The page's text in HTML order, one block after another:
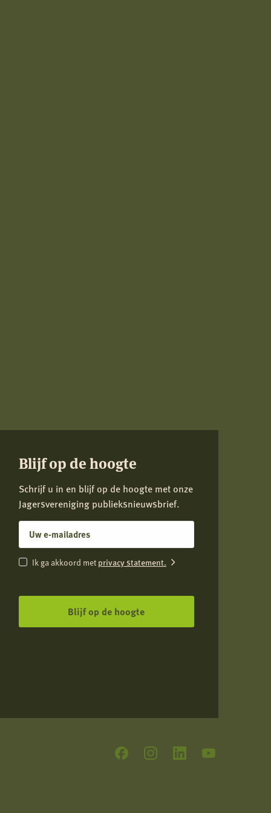
Blijf op de hoogte
Schrijf u in en blijf op de hoogte met onze
Jagersvereniging publieksnieuwsbrief.
E-
mailadres
Instemming
Ik ga akkoord met privacy statement.